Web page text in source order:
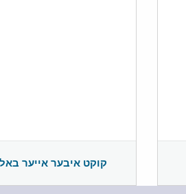
קוקט איבער אייער